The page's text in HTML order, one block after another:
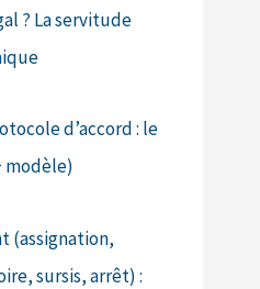
? La servitude
d’accord : le
modèle)
(assignation,
sursis, arrêt) :